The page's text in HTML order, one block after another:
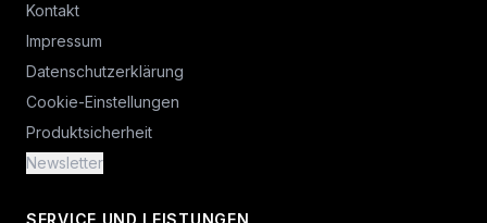
Kontakt
Impressum
Datenschutzerklärung
Cookie-Einstellungen
Produktsicherheit
Newsletter
SERVICE UND LEISTUNGEN